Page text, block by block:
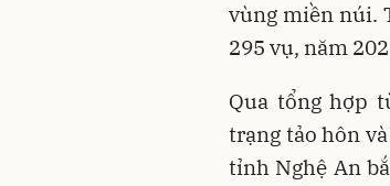
vùng miền núi.
295 vụ, năm
Qua tổng hợp
trạng tảo hôn
tỉnh Nghệ An